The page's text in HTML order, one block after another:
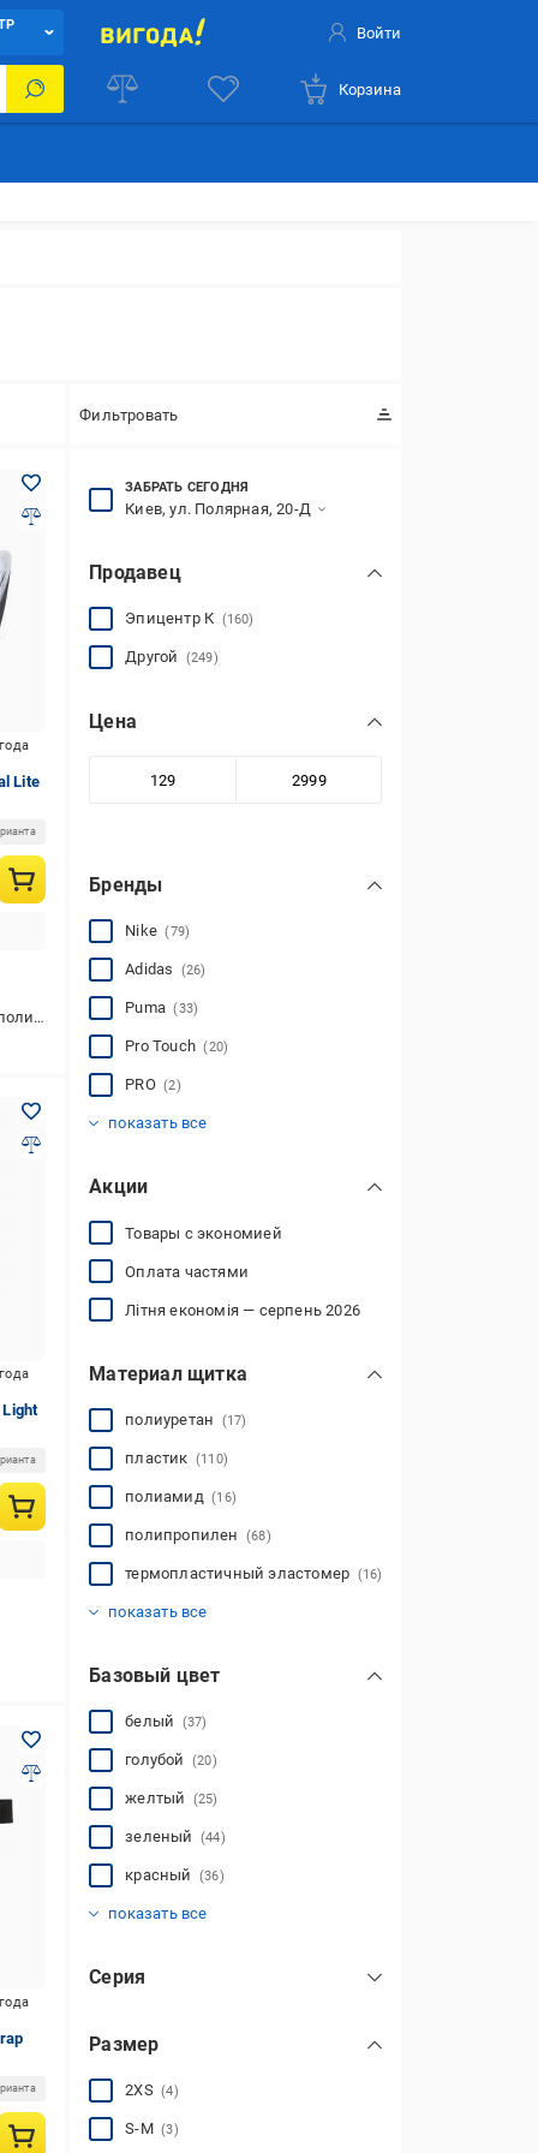
Войти
Корзина
Фильтровать
Lite
ЗАБРАТЬ СЕГОДНЯ
Киев, ул. Полярная, 20-Д
Продавец
Эпицентр К (160)
Другой (249)
Цена
Бренды
Nike(79)
Adidas (26)
Puma(33)
Pro Touch(20)
PRO(2)
показать все
Акции
Товары с экономией
Оплата частями
Літня економія — серпень 2026
Материал щитка
полиуретан (17)
пластик (110)
полиамид(16)
полипропилен (68)
термопластичный эластомер (16)
(20)
показать все
Базовый цвет
белый (37)
голубой (20)
желтый (25)
зеленый (44)
красный (36)
показать все
Серия
Comby New
Force 1000 HS Lite
Force 30 HS
Размер
2XS(4)
S-M(3)